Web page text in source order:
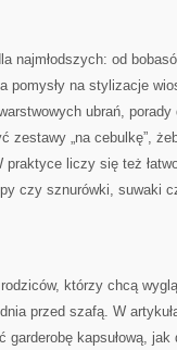
najmłodszych: od
pomysły na stylizacje
ubrań, porady
zestawy „na cebulkę”,
praktyce liczy się też
czy sznurówki, suwaki
którzy chcą
przed szafą. W
garderobę kapsułową,